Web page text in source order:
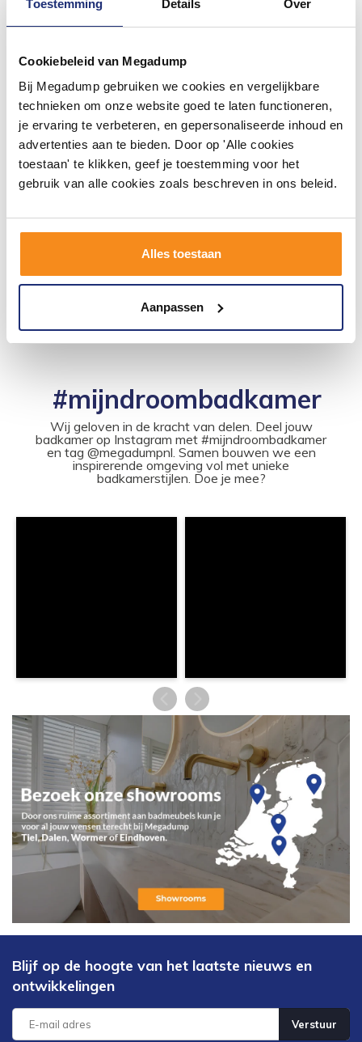
Toestemming Details Over
Cookiebeleid van Megadump
Bij Megadump gebruiken we cookies en vergelijkbare
technieken om onze website goed te laten functioneren,
je ervaring te verbeteren, en gepersonaliseerde inhoud en
advertenties aan te bieden. Door op 'Alle cookies
toestaan' te klikken, geef je toestemming voor het
gebruik van alle cookies zoals beschreven in ons beleid.
Alles toestaan
Aanpassen
Chroom Hoekstopkraan +
Filter 12/15Mm X 10 Knel
15,95
#mijndroombadkamer
Wij geloven in de kracht van delen. Deel jouw
badkamer op Instagram met #mijndroombadkamer
en tag @megadumpnl. Samen bouwen we een
inspirerende omgeving vol met unieke
badkamerstijlen. Doe je mee?
Blijf op de hoogte van het laatste nieuws en
ontwikkelingen
Verstuur